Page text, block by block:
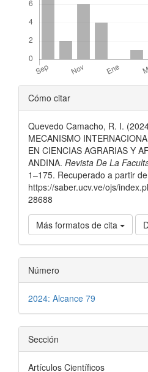
Detalles
del
artículo
Cómo citar
Quevedo Camacho, R. I.
MECANISMO
EN CIENCIAS AGRARIAS Y
ANDINA. Revista De La
1–175. Recuperado a partir de
https://saber.ucv.ve/ojs/
28688
Más formatos de cita
Número
2024: Alcance 79
Sección
Artículos Científicos